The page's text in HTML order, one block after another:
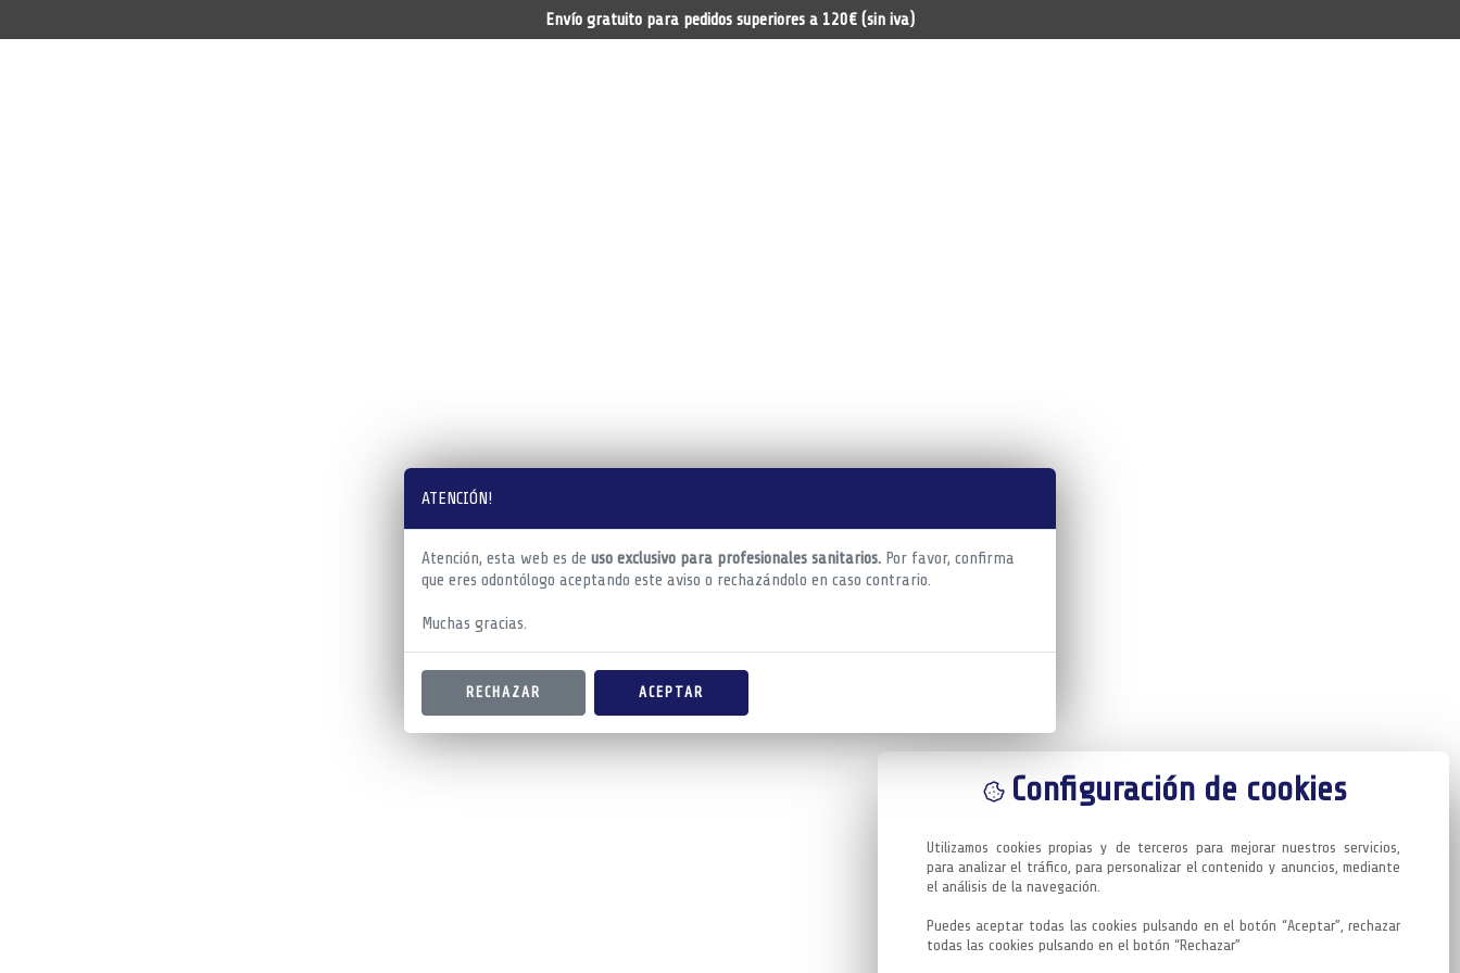
ATENCIÓN!
Atención, esta web es de uso exclusivo para profesionales sanitarios. Por favor, confirma
que eres odontólogo aceptando este aviso o rechazándolo en caso contrario.
Muchas gracias.
RECHAZAR ACEPTAR
Configuración de cookies
Utilizamos cookies propias y de terceros para mejorar nuestros servicios,
para analizar el tráfico, para personalizar el contenido y anuncios, mediante
el análisis de la navegación.
Puedes aceptar todas las cookies pulsando en el botón “Aceptar”, rechazar
todas las cookies pulsando en el botón “Rechazar”
Envío gratuito para pedidos superiores a 120€ (sin iva)